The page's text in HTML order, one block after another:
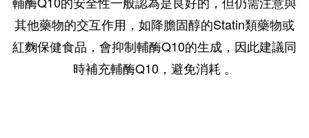
其他藥物的交互作用，如降膽固醇的Statin類藥物或
紅麴保健食品，會抑制輔酶Q10的生成，因此建議同
時補充輔酶Q10，避免消耗 。